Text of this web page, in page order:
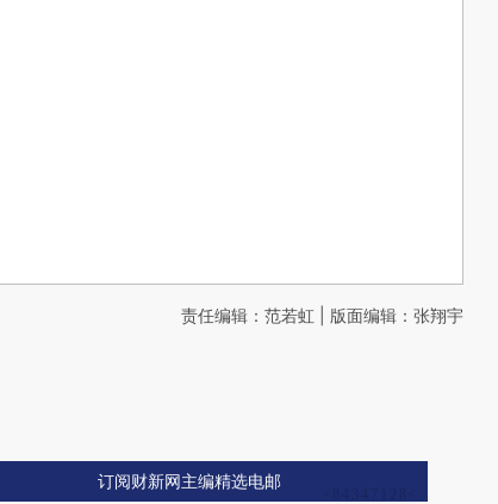
责任编辑：范若虹 | 版面编辑：张翔宇
订阅财新网主编精选电邮